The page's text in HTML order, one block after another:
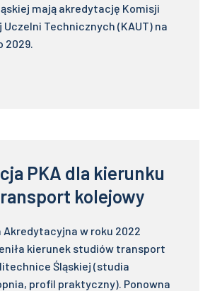
mają akredytację Komisji
Technicznych (KAUT) na
2029.
PKA dla kierunku
kolejowy
Akredytacyjna w roku 2022
kierunek studiów transport
Śląskiej (studia
profil praktyczny). Ponowna